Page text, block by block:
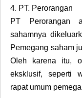
4. PT. Perorangan
PT Perorangan
sahamnya
Pemegang saham
Oleh karena itu,
eksklusif, seperti
rapat umum